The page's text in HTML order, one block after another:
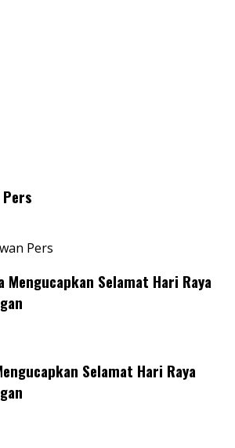
Pers
Mengucapkan Selamat Hari Raya
Selamat Hari Raya